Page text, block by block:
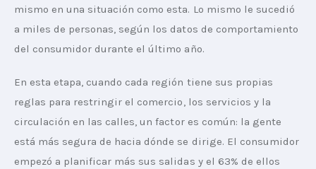
mismo en una situación como esta. Lo mismo le sucedió
a miles de personas, según los datos de comportamiento
del consumidor durante el último año.
En esta etapa, cuando cada región tiene sus propias
reglas para restringir el comercio, los servicios y la
circulación en las calles, un factor es común: la gente
está más segura de hacia dónde se dirige. El consumidor
empezó a planificar más sus salidas y el 63% de ellos